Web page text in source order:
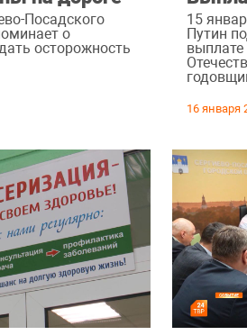
Посадского
о
осторожность
15
Путин
16 января